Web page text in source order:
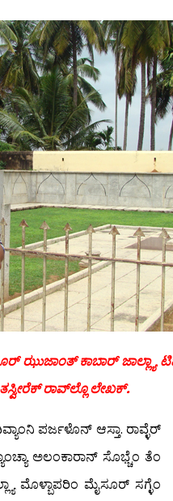
ಝುಜಾಂತ್ ಕಾಬಾರ್
ರಾವ್‍ಲ್ಲೊ ಲೇಖಕ್.
ಪರ್ಜಳೊನ್ ಆಸ್ತಾ. ರಾವ್ಳೆರ್
ಅಲಂಕಾರಾನ್ ಸೊಭ್ಚೆಂ ತೆಂ
ಮೊಳ್ಬಾಪರಿಂ ಮೈಸೂರ್ ಸಗ್ಳೆಂ